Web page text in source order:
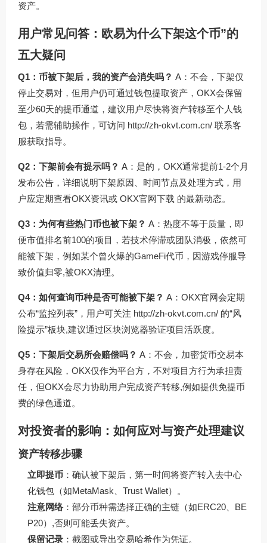
资产。
用户常见问答：欧易为什么下架这个币”的
五大疑问
Q1：币被下架后，我的资产会消失吗？ A：不会，下架仅
停止交易对，但用户仍可通过钱包提取资产，OKX会保留
至少60天的提币通道，建议用户尽快将资产转移至个人钱
包，若需辅助操作，可访问 http://zh-okvt.com.cn/ 联系客
服获取指导。
Q2：下架前会有提示吗？ A：是的，OKX通常提前1-2个月
发布公告，详细说明下架原因、时间节点及处理方式，用
户应定期查看OKX资讯或 OKX官网下载 的最新动态。
Q3：为何有些热门币也被下架？ A：热度不等于质量，即
便市值排名前100的项目，若技术停滞或团队消极，依然可
能被下架，例如某个曾火爆的GameFi代币，因游戏停服导
致价值归零,被OKX清理。
Q4：如何查询币种是否可能被下架？ A：OKX官网会定期
公布“监控列表”，用户可关注 http://zh-okvt.com.cn/ 的“风
险提示”板块,建议通过区块浏览器验证项目活跃度。
Q5：下架后交易所会赔偿吗？ A：不会，加密货币交易本
身存在风险，OKX仅作为平台方，不对项目方行为承担责
任，但OKX会尽力协助用户完成资产转移,例如提供免提币
费的绿色通道。
对投资者的影响：如何应对与资产处理建议
资产转移步骤
立即提币 ：确认被下架后，第一时间将资产转入去中心
化钱包（如MetaMask、Trust Wallet）。
注意网络：部分币种需选择正确的主链（如ERC20、BE
P20）,否则可能丢失资产。
保留记录 ：截图或导出交易哈希作为凭证。